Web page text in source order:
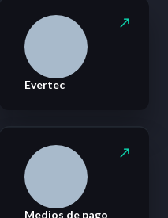
Evertec
Medios de pago